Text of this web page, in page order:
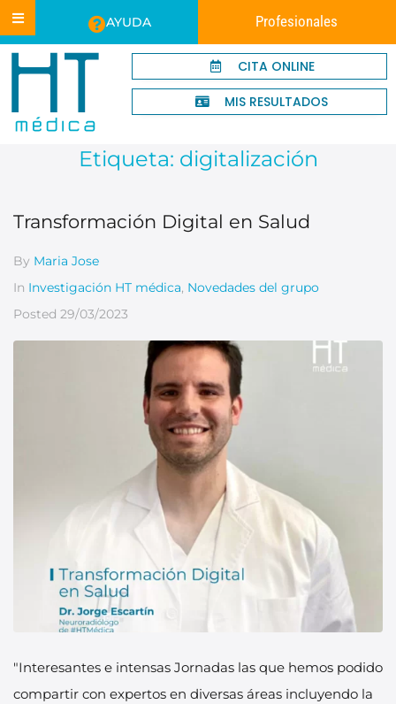
AYUDA Profesionales
CITA ONLINE
MIS RESULTADOS
Etiqueta: digitalización
Transformación Digital en Salud
By Maria Jose
In Investigación HT médica, Novedades del grupo
Posted 29/03/2023
"Interesantes e intensas Jornadas las que hemos podido
compartir con expertos en diversas áreas incluyendo la